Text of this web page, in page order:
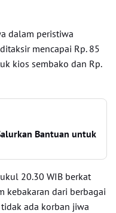
dalam peristiwa
mencapai Rp. 85
kios sembako dan Rp.
Bantuan untuk
20.30 WIB berkat
kebakaran dari berbagai
ada korban jiwa